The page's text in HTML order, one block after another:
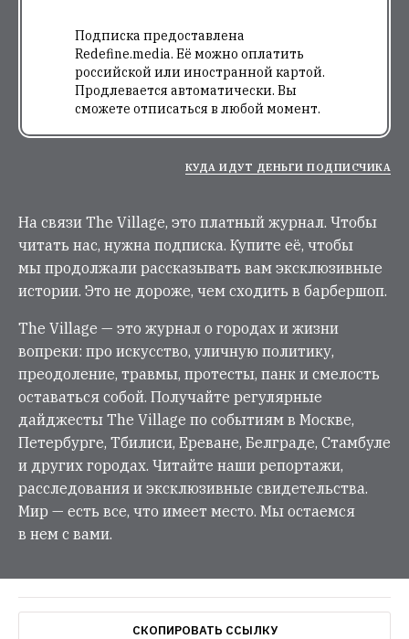
Подписка предоставлена
Redefine.media. Её можно оплатить
российской или иностранной картой.
Продлевается автоматически. Вы
сможете отписаться в любой момент.
КУДА ИДУТ ДЕНЬГИ ПОДПИСЧИКА
На связи The Village, это платный журнал. Чтобы
читать нас, нужна подписка. Купите её, чтобы
мы продолжали рассказывать вам эксклюзивные
истории. Это не дороже, чем сходить в барбершоп.
The Village — это журнал о городах и жизни
вопреки: про искусство, уличную политику,
преодоление, травмы, протесты, панк и смелость
оставаться собой. Получайте регулярные
дайджесты The Village по событиям в Москве,
Петербурге, Тбилиси, Ереване, Белграде, Стамбуле
и других городах. Читайте наши репортажи,
расследования и эксклюзивные свидетельства.
Мир — есть все, что имеет место. Мы остаемся
в нем с вами.
СКОПИРОВАТЬ ССЫЛКУ